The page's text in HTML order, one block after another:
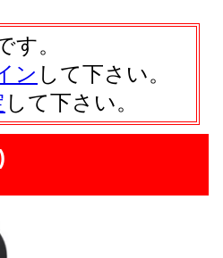
す。
ン して下さい。
して下さい。